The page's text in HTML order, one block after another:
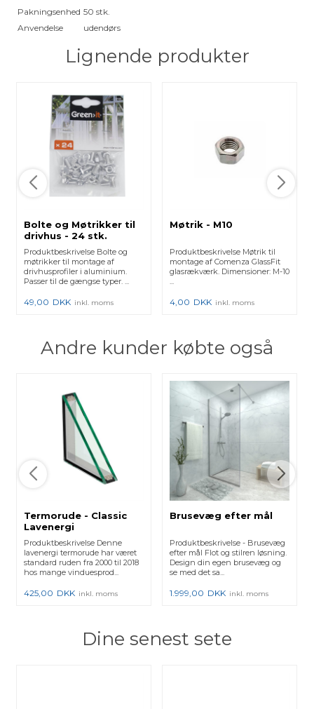
Pakningsenhed 50 stk.
Anvendelse
udendørs
Lignende produkter
Bolte og Møtrikker til
drivhus - 24 stk.
Produktbeskrivelse Bolte og
møtrikker til montage af
drivhusprofiler i aluminium.
Passer til de gængse typer. ...
49,00 DKK inkl. moms
Møtrik - M10
Produktbeskrivelse Møtrik til
montage af Comenza GlassFit
glasrækværk. Dimensioner: M-10
...
4,00 DKK inkl. moms
Andre kunder købte også
Termorude - Classic
Lavenergi
Produktbeskrivelse Denne
lavenergi termorude har været
standard ruden fra 2000 til 2018
hos mange vinduesprod...
425,00 DKK inkl. moms
Brusevæg efter mål
Produktbeskrivelse - Brusevæg
efter mål Flot og stilren løsning.
Design din egen brusevæg og
se med det sa...
1.999,00 DKK inkl. moms
Dine senest sete